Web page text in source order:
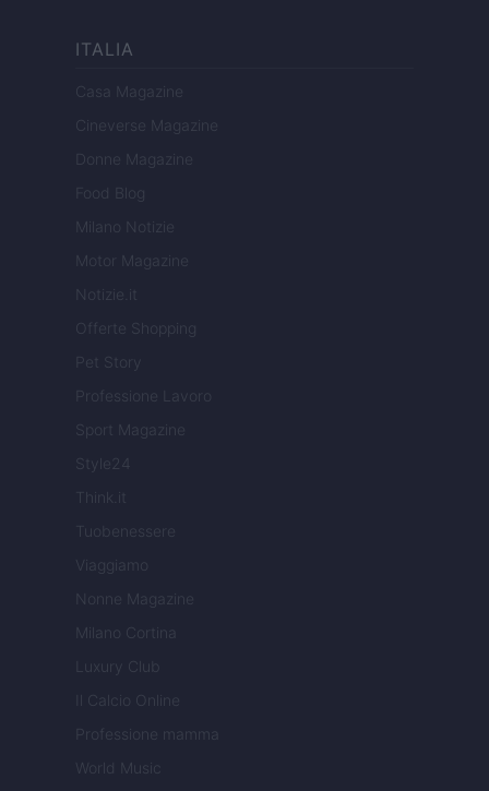
ITALIA
Casa Magazine
Cineverse Magazine
Donne Magazine
Food Blog
Milano Notizie
Motor Magazine
Notizie.it
Offerte Shopping
Pet Story
Professione Lavoro
Sport Magazine
Style24
Think.it
Tuobenessere
Viaggiamo
Nonne Magazine
Milano Cortina
Luxury Club
Il Calcio Online
Professione mamma
World Music